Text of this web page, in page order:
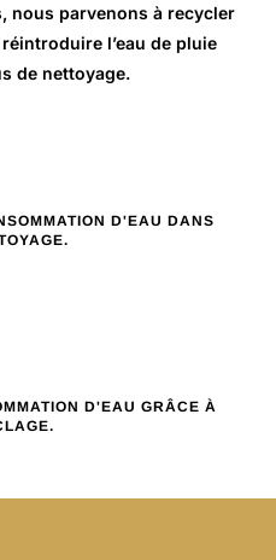
nous parvenons à recycler
l’eau de pluie
de nettoyage.
D'EAU DANS
D'EAU GRÂCE À